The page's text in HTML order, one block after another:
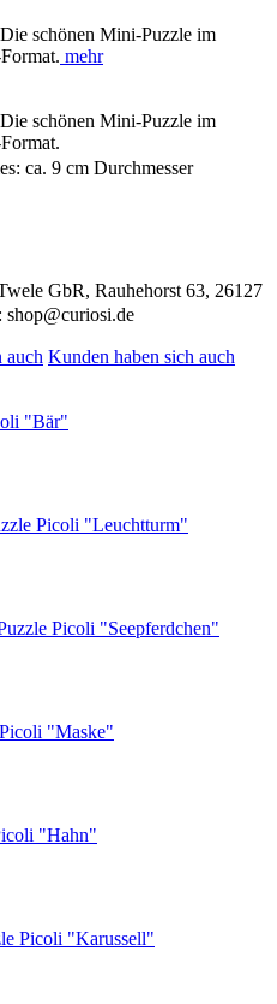
schönen Mini-Puzzle im
mehr
schönen Mini-Puzzle im
ca. 9 cm Durchmesser
GbR, Rauhehorst 63, 26127
auch Kunden haben sich auch
"Bär"
Picoli "Leuchtturm"
Picoli "Seepferdchen"
"Maske"
"Hahn"
Picoli "Karussell"